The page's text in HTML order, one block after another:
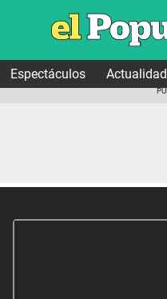
Espectáculos Actualidad